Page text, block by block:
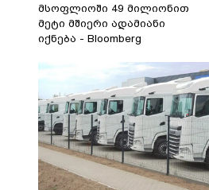
მსოფლიოში 49 მილიონით
მეტი მშიერი ადამიანი
იქნება - Bloomberg